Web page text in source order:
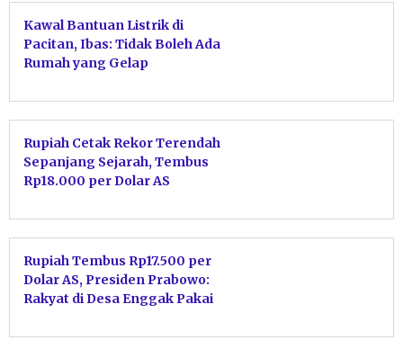
Kawal Bantuan Listrik di
Pacitan, Ibas: Tidak Boleh Ada
Rumah yang Gelap
Rupiah Cetak Rekor Terendah
Sepanjang Sejarah, Tembus
Rp18.000 per Dolar AS
Rupiah Tembus Rp17.500 per
Dolar AS, Presiden Prabowo:
Rakyat di Desa Enggak Pakai
Aman